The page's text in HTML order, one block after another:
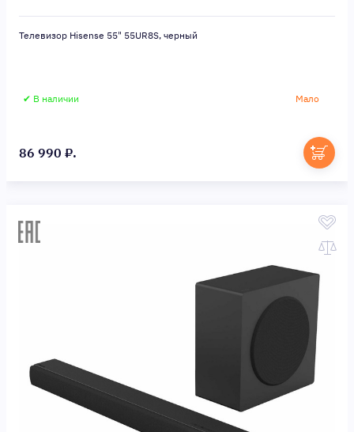
Телевизор Hisense 55" 55UR8S, черный
✔ В наличии Мало
86 990 ₽.